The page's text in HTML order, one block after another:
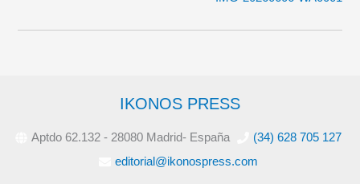
IKONOS PRESS
Aptdo 62.132 - 28080 Madrid- España
(34) 628 705 127
editorial@ikonospress.com